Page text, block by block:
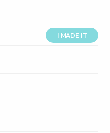
I MADE IT